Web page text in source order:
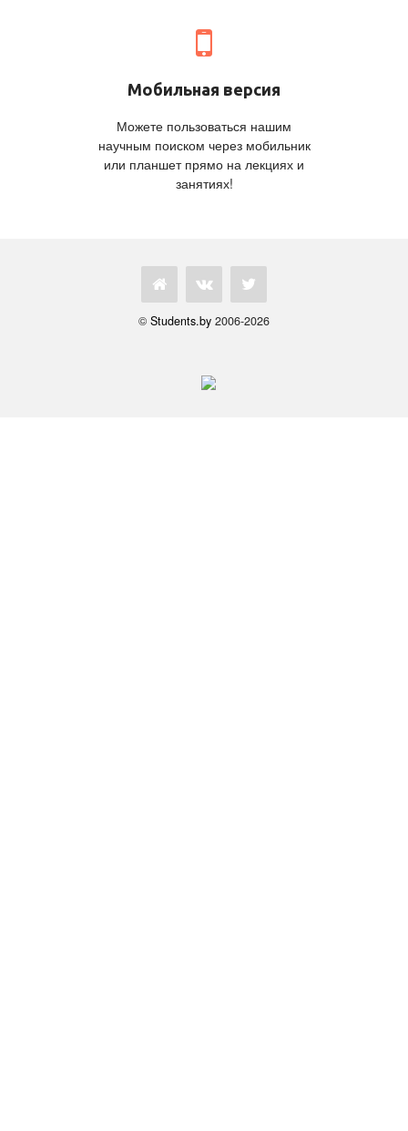
Мобильная версия
Можете пользоваться нашим
научным поиском через мобильник
или планшет прямо на лекциях и
занятиях!
© Students.by 2006-2026